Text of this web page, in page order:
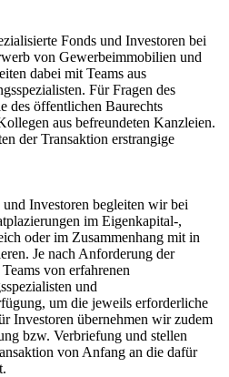
Fonds und Investoren bei
von Gewerbeimmobilien und
dabei mit Teams aus
Für Fragen des
des öffentlichen Baurechts
aus befreundeten Kanzleien.
der Transaktion erstrangige
Investoren begleiten wir bei
im Eigenkapital-,
oder im Zusammenhang mit in
Je nach Anforderung der
von erfahrenen
und
um die jeweils erforderliche
Investoren übernehmen wir zudem
bzw. Verbriefung und stellen
von Anfang an die dafür